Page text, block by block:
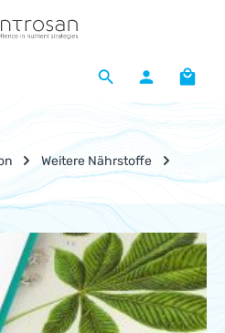
Weitere Nährstoffe